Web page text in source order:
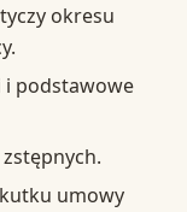
okresu
podstawowe
umowy